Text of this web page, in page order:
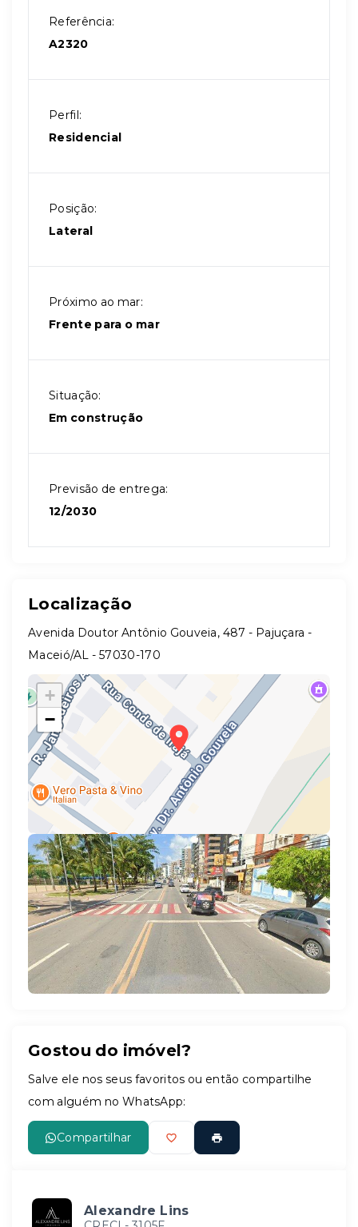
Referência:
A2320
Perfil:
Residencial
Posição:
Lateral
Próximo ao mar:
Frente para o mar
Situação:
Em construção
Previsão de entrega:
12/2030
Localização
Avenida Doutor Antônio Gouveia, 487 - Pajuçara -
Maceió/AL - 57030-170
+
−
Leaflet
Gostou do imóvel?
Salve ele nos seus favoritos ou então compartilhe
com alguém no WhatsApp:
Compartilhar
Alexandre Lins